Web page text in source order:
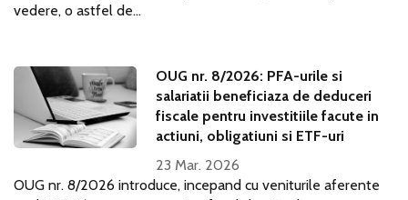
vedere, o astfel de...
OUG nr. 8/2026: PFA-urile si
salariatii beneficiaza de deduceri
fiscale pentru investitiile facute in
actiuni, obligatiuni si ETF-uri
23 Mar. 2026
OUG nr. 8/2026 introduce, incepand cu veniturile aferente